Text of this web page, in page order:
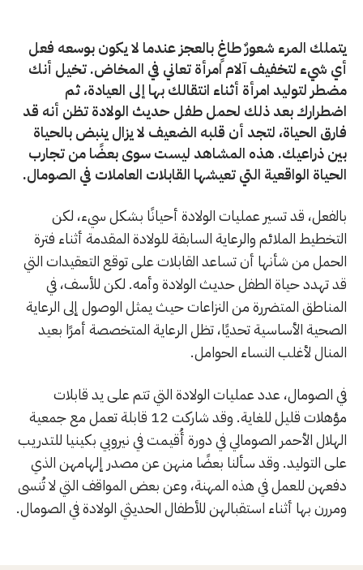
يتملك المرء شعورٌ طاغٍ بالعجز عندما لا يكون بوسعه فعل
أي شيء لتخفيف آلام امرأة تعاني في المخاض. تخيل أنك
مضطر لتوليد امرأة أثناء انتقالك بها إلى العيادة، ثم
اضطرارك بعد ذلك لحمل طفل حديث الولادة تظن أنه قد
فارق الحياة، لتجد أن قلبه الضعيف لا يزال ينبض بالحياة
بين ذراعيك. هذه المشاهد ليست سوى بعضًا من تجارب
الحياة الواقعية التي تعيشها القابلات العاملات في الصومال.
بالفعل، قد تسير عمليات الولادة أحيانًا بشكل سيء، لكن
التخطيط الملائم والرعاية السابقة للولادة المقدمة أثناء فترة
الحمل من شأنها أن تساعد القابلات على توقع التعقيدات التي
قد تهدد حياة الطفل حديث الولادة وأمه. لكن للأسف، في
المناطق المتضررة من النزاعات حيث يمثل الوصول إلى الرعاية
الصحية الأساسية تحديًا، تظل الرعاية المتخصصة أمرًا بعيد
المنال لأغلب النساء الحوامل.
في الصومال، عدد عمليات الولادة التي تتم على يد قابلات
مؤهلات قليل للغاية. وقد شاركت 12 قابلة تعمل مع جمعية
الهلال الأحمر الصومالي في دورة أُقيمت في نيروبي بكينيا للتدريب
على التوليد. وقد سألنا بعضًا منهن عن مصدر إلهامهن الذي
دفعهن للعمل في هذه المهنة، وعن بعض المواقف التي لا تُنسى
ومررن بها أثناء استقبالهن للأطفال الحديثي الولادة في الصومال.